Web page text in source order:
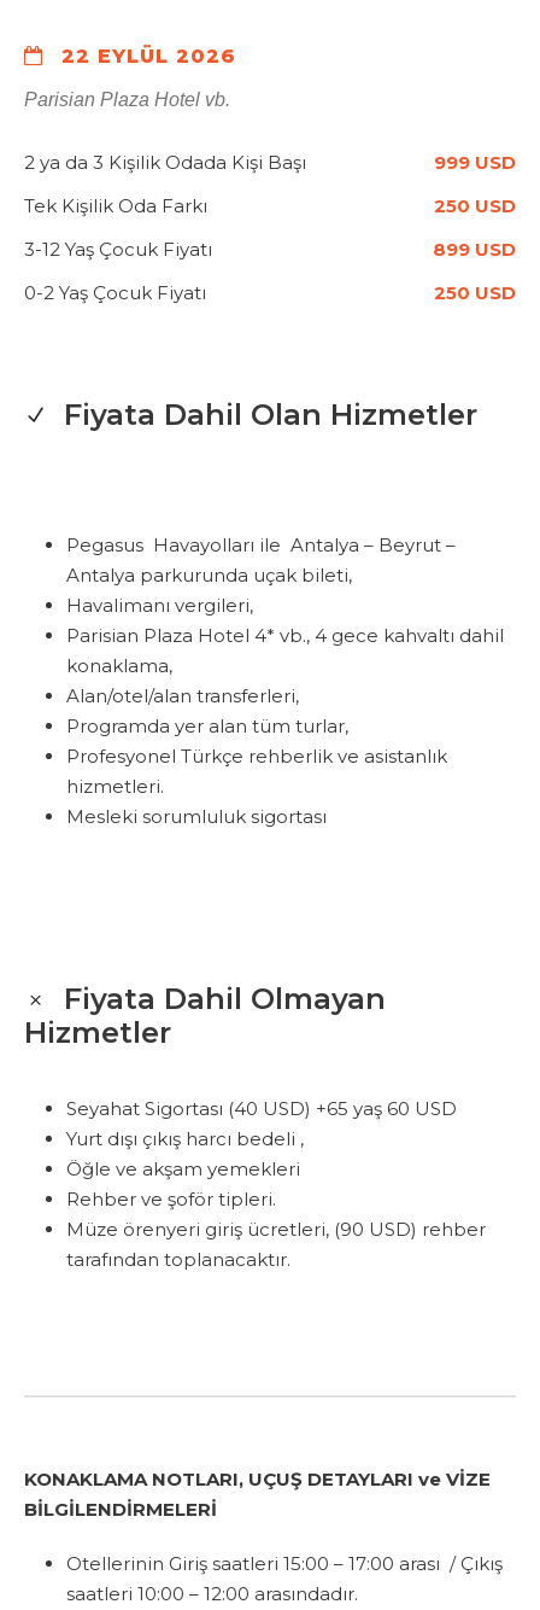
22 EYLÜL 2026
Parisian Plaza Hotel vb.
2 ya da 3 Kişilik Odada Kişi Başı
999 USD
Tek Kişilik Oda Farkı
250 USD
3-12 Yaş Çocuk Fiyatı
899 USD
0-2 Yaş Çocuk Fiyatı
250 USD
Fiyata Dahil Olan Hizmetler
Pegasus Havayolları ile Antalya – Beyrut –
Antalya parkurunda uçak bileti,
Havalimanı vergileri,
Parisian Plaza Hotel 4* vb., 4 gece kahvaltı dahil
konaklama,
Alan/otel/alan transferleri,
Programda yer alan tüm turlar,
Profesyonel Türkçe rehberlik ve asistanlık
hizmetleri.
Mesleki sorumluluk sigortası
Fiyata Dahil Olmayan
Hizmetler
Seyahat Sigortası (40 USD) +65 yaş 60 USD
Yurt dışı çıkış harcı bedeli ,
Öğle ve akşam yemekleri
Rehber ve şoför tipleri.
Müze örenyeri giriş ücretleri, (90 USD) rehber
tarafından toplanacaktır.
KONAKLAMA NOTLARI, UÇUŞ DETAYLARI ve VİZE
BİLGİLENDİRMELERİ
Otellerinin Giriş saatleri 15:00 – 17:00 arası / Çıkış
saatleri 10:00 – 12:00 arasındadır.